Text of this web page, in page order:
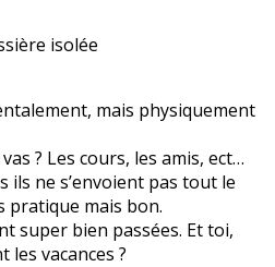
isolée
mais physiquement
? Les cours, les amis, ect…
ils ne s’envoient pas tout le
pratique mais bon.
super bien passées. Et toi,
les vacances ?